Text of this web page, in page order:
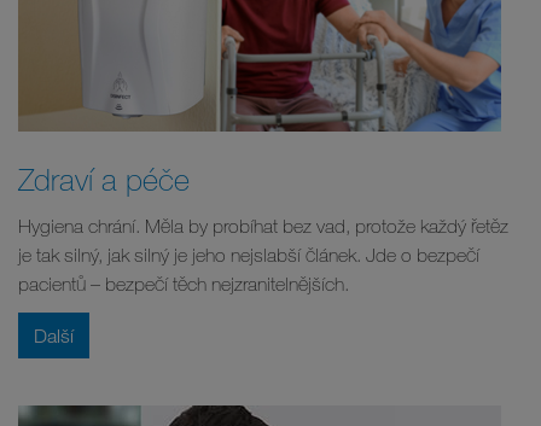
Zdraví a péče
Hygiena chrání. Měla by probíhat bez vad, protože každý řetěz
je tak silný, jak silný je jeho nejslabší článek. Jde o bezpečí
pacientů – bezpečí těch nejzranitelnějších.
Další